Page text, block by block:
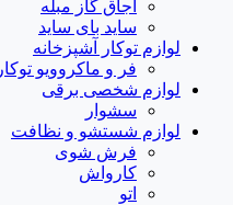
اجاق گاز مبله
ساید بای ساید
لوازم توکار آشپزخانه
فر و ماکروویو توکار
لوازم شخصی برقی
سشوار
لوازم شستشو و نظافت
فرش شوی
کارواش
اتو